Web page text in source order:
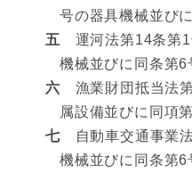
号の器具機械並び
五 運河法第14条第1
機械並びに同条第6
六 漁業財団抵当法
属設備並びに同項
七自動車交通事業法
機械並びに同条第